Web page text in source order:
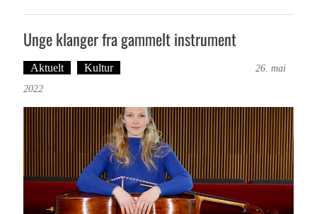
Unge klanger fra gammelt instrument
Aktuelt Kultur
26. mai
2022